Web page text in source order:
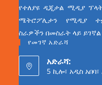
የተለያዩ ዲጂታል ሚዲያ
ሜትሮፖሊታን የሚዲያ
ስራዎችን በመስራት ላይ
የመገኛ አድራሻ
አድራሻ:
5 ኪሎ፣ አዲስ